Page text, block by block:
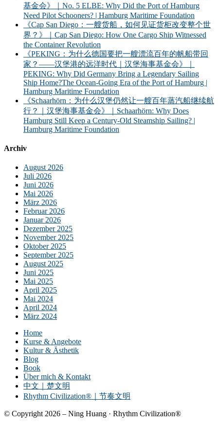
基金会》｜No. 5 ELBE: Why Did the Port of Hamburg
Need Pilot Schooners? | Hamburg Maritime Foundation
《Cap San Diego：一艘货船，如何见证货柜改变整个世
界？》｜Cap San Diego: How One Cargo Ship Witnessed
the Container Revolution
《PEKING：为什么德国要把一艘漂流百年的帆船带回
家？——汉堡港的远洋时代｜汉堡海事基金会》｜
PEKING: Why Did Germany Bring a Legendary Sailing
Ship Home?The Ocean-Going Era of the Port of Hamburg |
Hamburg Maritime Foundation
《Schaarhörn：为什么汉堡仍然让一艘百年蒸汽船继续航
行？｜汉堡海事基金会》｜Schaarhörn: Why Does
Hamburg Still Keep a Century-Old Steamship Sailing? |
Hamburg Maritime Foundation
Archiv
August 2026
Juli 2026
Juni 2026
Mai 2026
März 2026
Februar 2026
Januar 2026
Dezember 2025
November 2025
Oktober 2025
September 2025
August 2025
Juni 2025
Mai 2025
April 2025
Mai 2024
April 2024
März 2024
Home
Kurse & Angebote
Kultur & Ästhetik
Blog
Book
Über mich & Kontakt
中文｜楚文明
Rhythm Civilization®｜节奏文明
© Copyright 2026 – Ning Huang · Rhythm Civilization®